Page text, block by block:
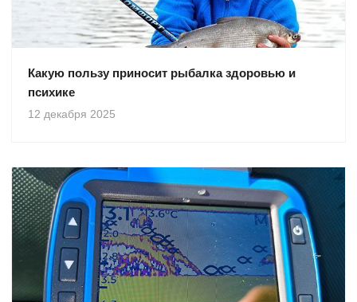
Какую пользу приносит рыбалка здоровью и
психике
12 декабря 2025